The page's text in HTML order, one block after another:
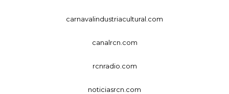
carnavalindustriacultural.com
canalrcn.com
rcnradio.com
noticiasrcn.com